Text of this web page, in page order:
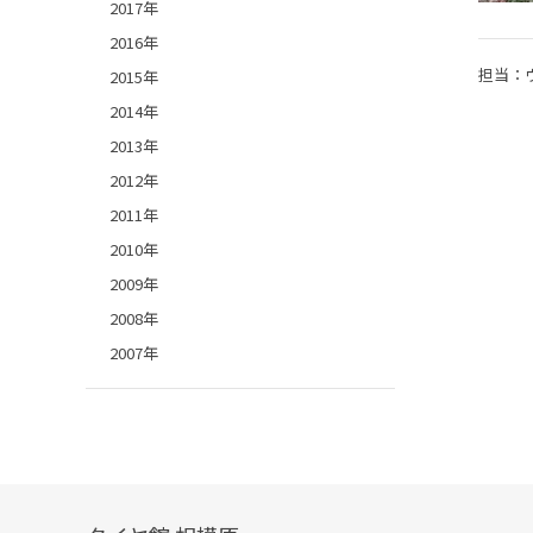
担当：
2017年
2016年
2015年
2014年
2013年
2012年
2011年
2010年
2009年
2008年
2007年